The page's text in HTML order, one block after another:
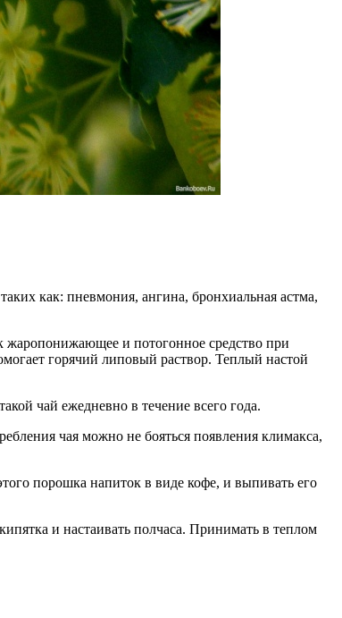
как: пневмония, ангина, бронхиальная астма,
жаропонижающее и потогонное средство при
горячий липовый раствор. Теплый настой
чай ежедневно в течение всего года.
чая можно не бояться появления климакса,
порошка напиток в виде кофе, и выпивать его
и настаивать полчаса. Принимать в теплом